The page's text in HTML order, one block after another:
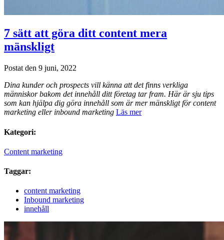
7 sätt att göra ditt content mera
mänskligt
Postat den 9 juni, 2022
Dina kunder och prospects vill känna att det finns verkliga
människor bakom det innehåll ditt företag tar fram. Här är sju tips
som kan hjälpa dig göra innehåll som är mer mänskligt för content
marketing eller inbound marketing Läs mer
Kategori:
Content marketing
Taggar:
content marketing
Inbound marketing
innehåll